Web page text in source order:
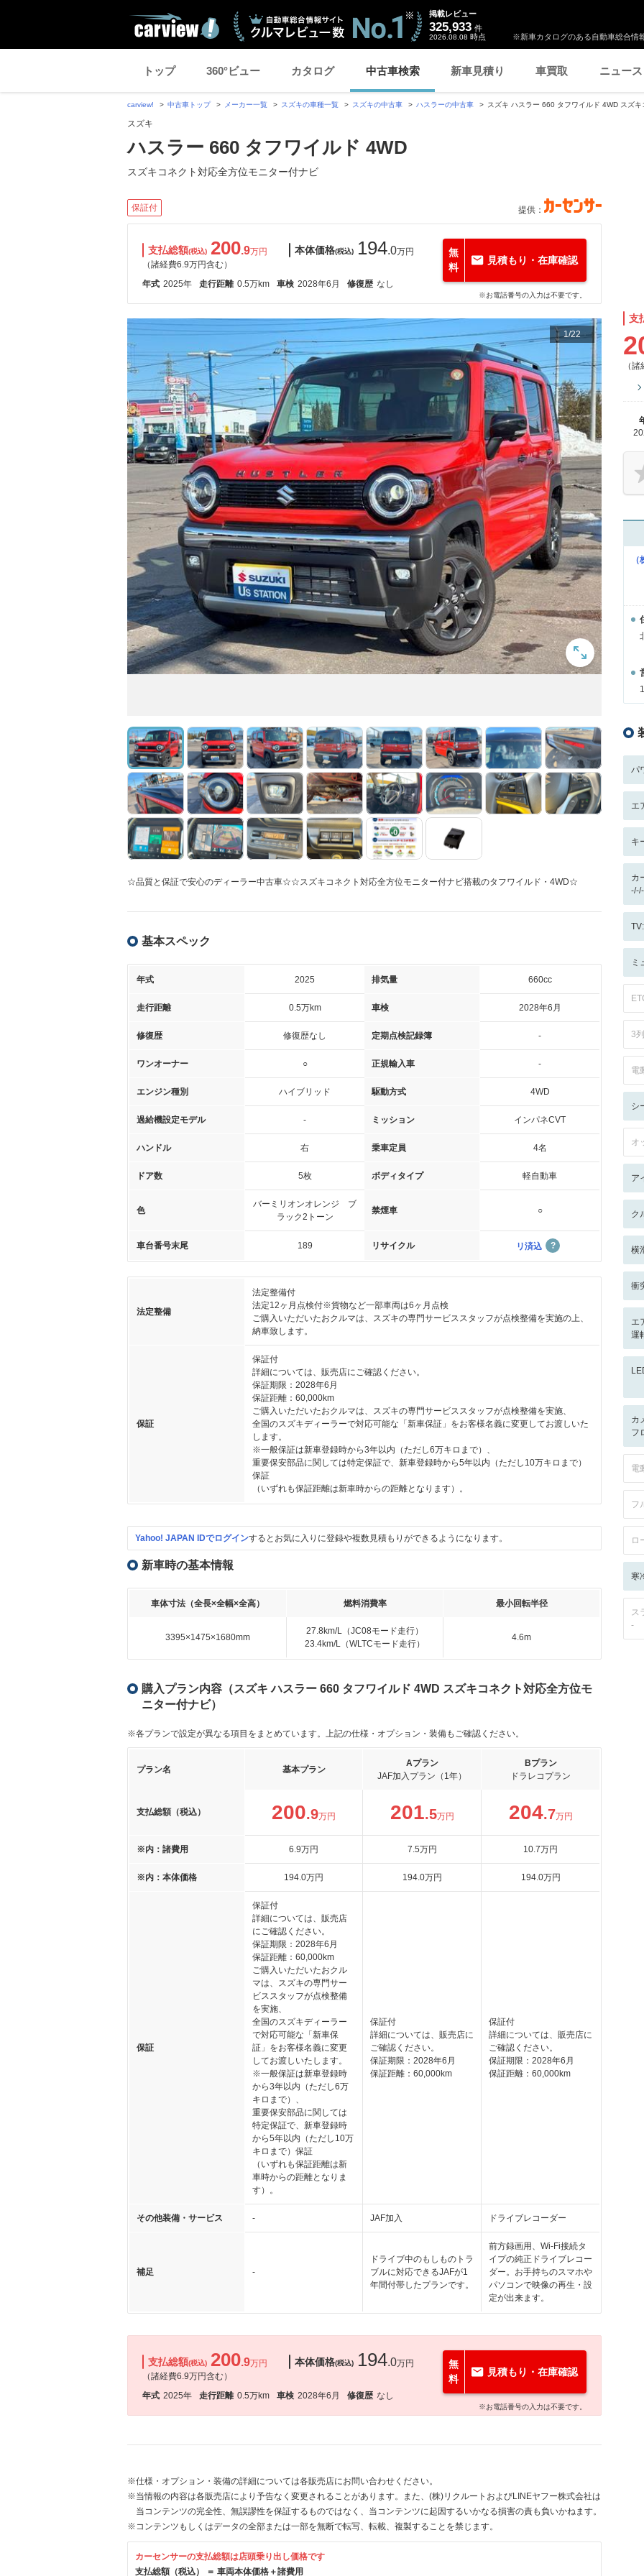
※新車カタログのある自動車総合情
掲載レビュー
325,933 件
2026.08.08 時点
トップ 360°ビュー カタログ 中古車検索 新車見積り 車買取 ニュース
carview! 中古車トップ メーカー一覧 スズキの車種一覧 スズキの中古車 ハスラーの中古車 スズキ ハスラー 660 タフワイルド 4WD スズ
スズキ
ハスラー 660 タフワイルド 4WD
スズキコネクト対応全方位モニター付ナビ
保証付 提供：
支払総額(税込) 200.9万円
（諸経費6.9万円含む）
本体価格(税込) 194.0万円
年式 2025年 走行距離 0.5万km 車検 2028年6月 修復歴 なし
無
料
見積もり・在庫確認
※お電話番号の入力は不要です。
1/22
☆品質と保証で安心のディーラー中古車☆☆スズキコネクト対応全方位モニター付ナビ搭載のタフワイルド・4WD☆
基本スペック
年式 2025 排気量 660cc
走行距離 0.5万km 車検 2028年6月
修復歴 修復歴なし 定期点検記録簿 -
ワンオーナー ○ 正規輸入車 -
エンジン種別 ハイブリッド 駆動方式 4WD
過給機設定モデル - ミッション インパネCVT
ハンドル 右 乗車定員 4名
ドア数 5枚 ボディタイプ 軽自動車
色
バーミリオンオレンジ ブ
ラック2トーン
禁煙車 ○
車台番号末尾 189 リサイクル リ済込
法定整備
法定整備付
法定12ヶ月点検付※貨物など一部車両は6ヶ月点検
ご購入いただいたおクルマは、スズキの専門サービススタッフが点検整備を実施の上、
納車致します。
保証
保証付
詳細については、販売店にご確認ください。
保証期限：2028年6月
保証距離：60,000km
ご購入いただいたおクルマは、スズキの専門サービススタッフが点検整備を実施、
全国のスズキディーラーで対応可能な「新車保証」をお客様名義に変更してお渡しいた
します。
※一般保証は新車登録時から3年以内（ただし6万キロまで）、
重要保安部品に関しては特定保証で、新車登録時から5年以内（ただし10万キロまで）
保証
（いずれも保証距離は新車時からの距離となります）。
Yahoo! JAPAN IDでログインするとお気に入りに登録や複数見積もりができるようになります。
新車時の基本情報
車体寸法（全長×全幅×全高） 燃料消費率 最小回転半径
3395×1475×1680mm
27.8km/L（JC08モード走行）
23.4km/L（WLTCモード走行）
4.6m
購入プラン内容（スズキ ハスラー 660 タフワイルド 4WD スズキコネクト対応全方位モ
ニター付ナビ）
※各プランで設定が異なる項目をまとめています。上記の仕様・オプション・装備もご確認ください。
プラン名 基本プラン
Aプラン
JAF加入プラン（1年）
Bプラン
ドラレコプラン
支払総額（税込） 200.9万円 201.5万円 204.7万円
※内：諸費用 6.9万円 7.5万円 10.7万円
※内：本体価格 194.0万円 194.0万円 194.0万円
保証
保証付
詳細については、販売店
にご確認ください。
保証期限：2028年6月
保証距離：60,000km
ご購入いただいたおクル
マは、スズキの専門サー
ビススタッフが点検整備
を実施、
全国のスズキディーラー
で対応可能な「新車保
証」をお客様名義に変更
してお渡しいたします。
※一般保証は新車登録時
から3年以内（ただし6万
キロまで）、
重要保安部品に関しては
特定保証で、新車登録時
から5年以内（ただし10万
キロまで）保証
（いずれも保証距離は新
車時からの距離となりま
す）。
保証付
詳細については、販売店に
ご確認ください。
保証期限：2028年6月
保証距離：60,000km
保証付
詳細については、販売店に
ご確認ください。
保証期限：2028年6月
保証距離：60,000km
その他装備・サービス - JAF加入 ドライブレコーダー
補足 -
ドライブ中のもしものトラ
ブルに対応できるJAFが1
年間付帯したプランです。
前方録画用、Wi-Fi接続タ
イプの純正ドライブレコー
ダー。お手持ちのスマホや
パソコンで映像の再生・設
定が出来ます。
支払総額(税込) 200.9万円
（諸経費6.9万円含む）
本体価格(税込) 194.0万円
年式 2025年 走行距離 0.5万km 車検 2028年6月 修復歴 なし
無
料
見積もり・在庫確認
※お電話番号の入力は不要です。
※仕様・オプション・装備の詳細については各販売店にお問い合わせください。
※当情報の内容は各販売店により予告なく変更されることがあります。また、(株)リクルートおよびLINEヤフー株式会社は
当コンテンツの完全性、無誤謬性を保証するものではなく、当コンテンツに起因するいかなる損害の責も負いかねます。
※コンテンツもしくはデータの全部または一部を無断で転写、転載、複製することを禁じます。
カーセンサーの支払総額は店頭乗り出し価格です
支払総額（税込） ＝ 車両本体価格＋諸費用
支
（
パ
エ
キ
カ
ミ
3
電
シ
オ
ア
ク
横
衝
エ
運
カ
フ
電
フ
ロ
寒
ス
-